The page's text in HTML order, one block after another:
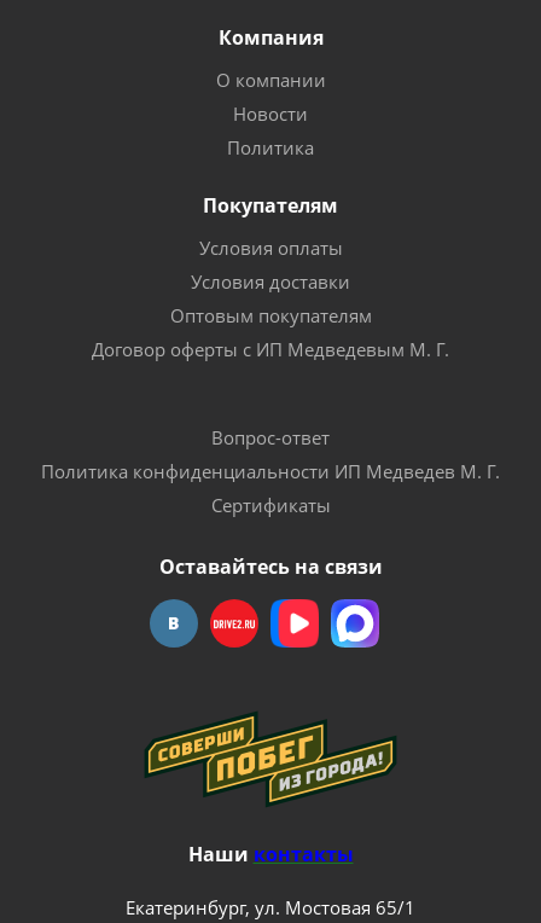
Компания
О компании
Новости
Политика
Покупателям
Условия оплаты
Условия доставки
Оптовым покупателям
Договор оферты с ИП Медведевым М. Г.
Вопрос-ответ
Политика конфиденциальности ИП Медведев М. Г.
Сертификаты
Оставайтесь на связи
Наши контакты
Екатеринбург, ул. Мостовая 65/1